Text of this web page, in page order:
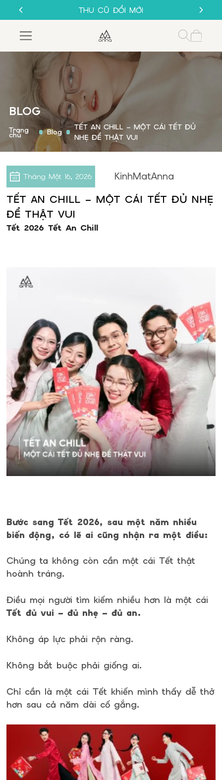
THU CŨ ĐỔI MỚI
GỌNG KÍNH 1K
MUA 1 TẶNG 1
SALE 50%
THU CŨ ĐỔI MỚI
GỌNG KÍNH 1K
BLOG
Trang
chủ Blog
TẾT AN CHILL – MỘT CÁI TẾT ĐỦ
NHẸ ĐỂ THẬT VUI
Tháng Một 16, 2026 KinhMatAnna
TẾT AN CHILL – MỘT CÁI TẾT ĐỦ NHẸ
ĐỂ THẬT VUI
Tết 2026 Tết An Chill
Bước sang Tết 2026, sau một năm nhiều
biến động, có lẽ ai cũng nhận ra một điều:
Chúng ta không còn cần một cái Tết thật
hoành tráng.
Điều mọi người tìm kiếm nhiều hơn là một cái
Tết đủ vui – đủ nhẹ – đủ an.
Không áp lực phải rộn ràng.
Không bắt buộc phải giống ai.
Chỉ cần là một cái Tết khiến mình thấy dễ thở
hơn sau cả năm dài cố gắng.